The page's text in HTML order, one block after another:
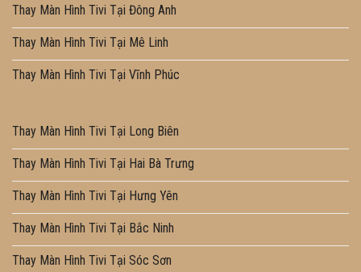
Thay Màn Hình Tivi Tại Đông Anh
Thay Màn Hình Tivi Tại Mê Linh
Thay Màn Hình Tivi Tại Vĩnh Phúc
Thay Màn Hình Tivi Tại Long Biên
Thay Màn Hình Tivi Tại Hai Bà Trưng
Thay Màn Hình Tivi Tại Hưng Yên
Thay Màn Hình Tivi Tại Bắc Ninh
Thay Màn Hình Tivi Tại Sóc Sơn